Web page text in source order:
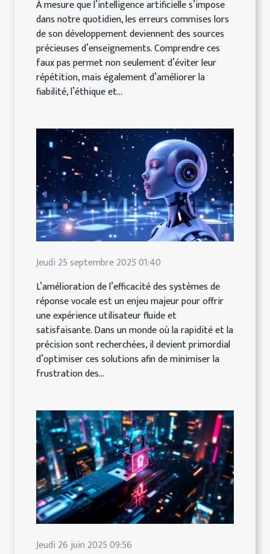
À mesure que l’intelligence artificielle s’impose
dans notre quotidien, les erreurs commises lors
de son développement deviennent des sources
précieuses d’enseignements. Comprendre ces
faux pas permet non seulement d’éviter leur
répétition, mais également d’améliorer la
fiabilité, l’éthique et...
Jeudi 25 septembre 2025 01:40
L’amélioration de l’efficacité des systèmes de
réponse vocale est un enjeu majeur pour offrir
une expérience utilisateur fluide et
satisfaisante. Dans un monde où la rapidité et la
précision sont recherchées, il devient primordial
d’optimiser ces solutions afin de minimiser la
frustration des...
Jeudi 26 juin 2025 09:56